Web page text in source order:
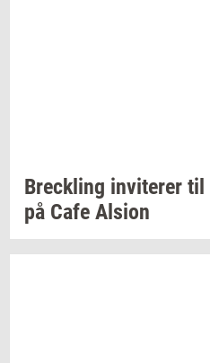
Breck­ling in­vi­te­rer til
på Cafe Al­sion